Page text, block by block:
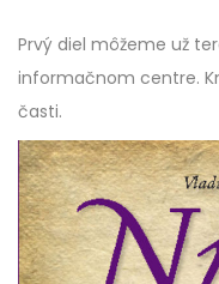
Prvý diel môžeme už
informačnom centre.
časti.